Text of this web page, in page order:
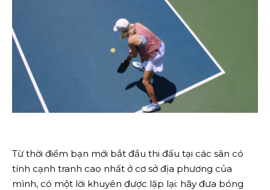
Từ thời điểm bạn mới bắt đầu thi đấu tại các sân có
tính cạnh tranh cao nhất ở cơ sở địa phương của
mình, có một lời khuyên được lặp lại: hãy đưa bóng